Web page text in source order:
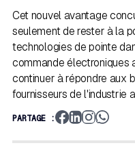
Cet nouvel avantage
seulement de rester à la
technologies de pointe
commande électroniques
continuer à répondre aux
fournisseurs de l'industrie
PARTAGE :